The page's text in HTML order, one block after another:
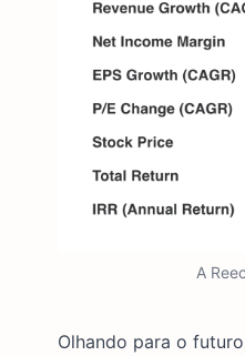
A
Olhando para o